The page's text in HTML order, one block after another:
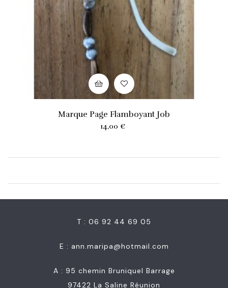
Marque Page Flamboyant Job
Prix
14,00 €
T : 06 92 44 69 05
E : ann.maripa@hotmail.com
A : 95 chemin Bruniquel Barrage
97422 La Saline Réunion